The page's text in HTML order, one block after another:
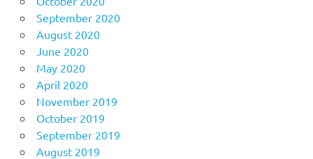
September 2020
August 2020
June 2020
May 2020
April 2020
November 2019
October 2019
September 2019
August 2019